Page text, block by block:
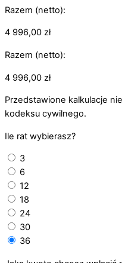
Razem (netto):
4 996,00 zł
Razem (netto):
4 996,00 zł
Przedstawione kalkulacje
kodeksu cywilnego.
Ile rat wybierasz?
3
6
12
18
24
30
36